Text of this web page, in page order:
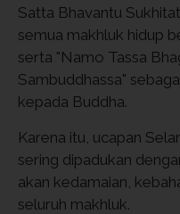
Satta Bhavantu
semua makhluk hidup
serta "Namo Tassa
Sambuddhassa"
kepada Buddha.
Karena itu, ucapan
sering dipadukan
akan kedamaian,
seluruh makhluk.